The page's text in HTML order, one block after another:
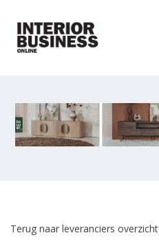
Terug naar leveranciers overzicht